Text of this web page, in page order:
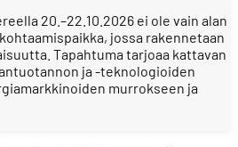
20.–22.10.2026 ei ole vain alan
jossa rakennetaan
Tapahtuma tarjoaa kattavan
ja -teknologioiden
murrokseen ja